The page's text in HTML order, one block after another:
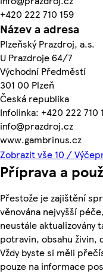
+420 222 710 159
Název a adresa
Plzeňský Prazdroj, a.s.
U Prazdroje 64/7
Východní Předměstí
301 00 Plzeň
Česká republika
Infolinka: +420 222 710
info@prazdroj.cz
www.gambrinus.cz
Zobrazit vše 10 /
Příprava a
Přestože je zajištění
věnována nejvyšší
neustále aktualizovány
potravin, obsahu živin,
Vždy byste si měli
pouze na informace